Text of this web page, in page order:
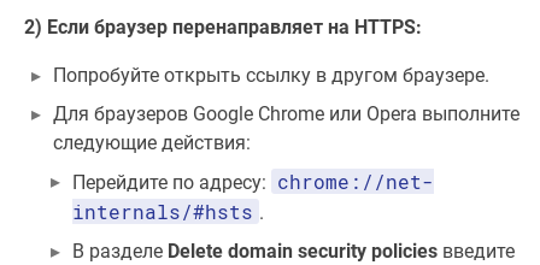
2) Если браузер перенаправляет на HTTPS:
Попробуйте открыть ссылку в другом браузере.
Для браузеров Google Chrome или Opera выполните
следующие действия:
Перейдите по адресу: chrome://net-
internals/#hsts .
В разделе Delete domain security policies введите